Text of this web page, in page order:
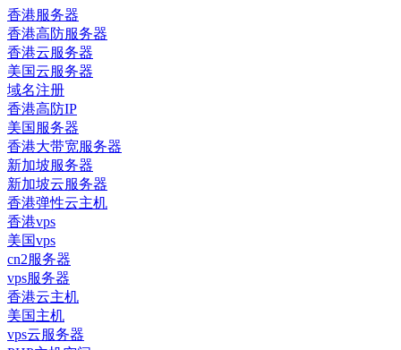
香港服务器
香港高防服务器
香港云服务器
美国云服务器
域名注册
香港高防IP
美国服务器
香港大带宽服务器
新加坡服务器
新加坡云服务器
香港弹性云主机
香港vps
美国vps
cn2服务器
vps服务器
香港云主机
美国主机
vps云服务器